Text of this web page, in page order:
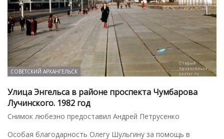
СОВЕТСКИЙ АРХАНГЕЛЬСК
Улица Энгельса в районе проспекта Чумбарова
Лучинского. 1982 год
Снимок любезно предоставил Андрей Петрусенко
Особая благодарность Олегу Шульгину за помощь в